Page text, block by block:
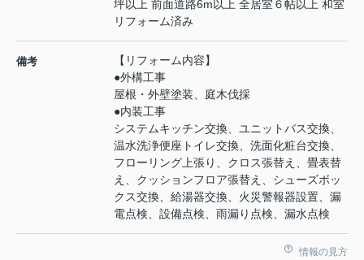
坪以上 前面道路6m以上 全居室６帖以上 和室
リフォーム済み
備考
【リフォーム内容】
●外構工事
屋根・外壁塗装、庭木伐採
●内装工事
システムキッチン交換、ユニットバス交換、
温水洗浄便座トイレ交換、洗面化粧台交換、
フローリング上張り、クロス張替え、畳表替
え、クッションフロア張替え、シューズボッ
クス交換、給湯器交換、火災警報器設置、漏
電点検、設備点検、雨漏り点検、漏水点検
情報の見方